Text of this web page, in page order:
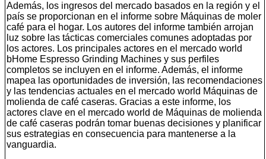
Además, los ingresos del mercado basados ​​en la región y el
país se proporcionan en el informe sobre Máquinas de moler
café para el hogar. Los autores del informe también arrojan
luz sobre las tácticas comerciales comunes adoptadas por
los actores. Los principales actores en el mercado world
bHome Espresso Grinding Machines y sus perfiles
completos se incluyen en el informe. Además, el informe
mapea las oportunidades de inversión, las recomendaciones
y las tendencias actuales en el mercado world Máquinas de
molienda de café caseras. Gracias a este informe, los
actores clave en el mercado world de Máquinas de molienda
de café caseras podrán tomar buenas decisiones y planificar
sus estrategias en consecuencia para mantenerse a la
vanguardia.